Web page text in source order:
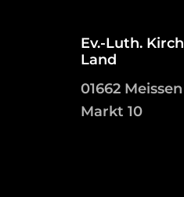
Ev.-Luth.
Land
01662 Meissen
Markt 10